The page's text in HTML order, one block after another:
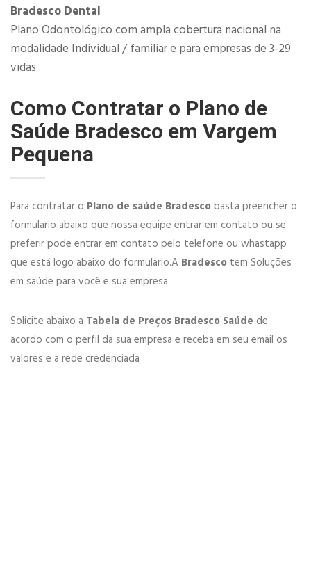
​Bradesco Dental
Plano Odontológico com ampla cobertura nacional na
modalidade Individual / familiar e para empresas de 3-29
vidas
Como Contratar o Plano de
Saúde Bradesco em Vargem
Pequena
Para contratar o Plano de saúde Bradescobasta preencher o
formulario abaixo que nossa equipe entrar em contato ou se
preferir pode entrar em contato pelo telefone ou whastapp
que está logo abaixo do formulario.A Bradesco tem Soluções
em saúde para você e sua empresa.
Solicite abaixo a Tabela de Preços Bradesco Saúde de
acordo com o perfil da sua empresa e receba em seu email os
valores e a rede credenciada